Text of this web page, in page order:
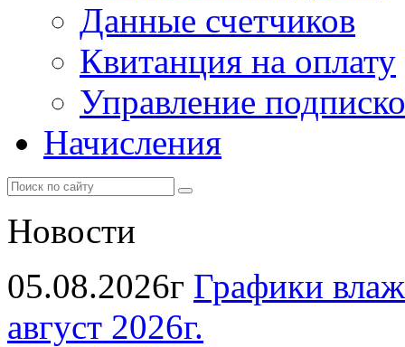
Данные счетчиков
Квитанция на оплату
Управление
Начисления
Новости
05.08.2026г Графики
август 2026г.